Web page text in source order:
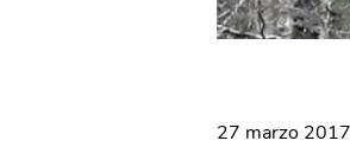
27 marzo 2017